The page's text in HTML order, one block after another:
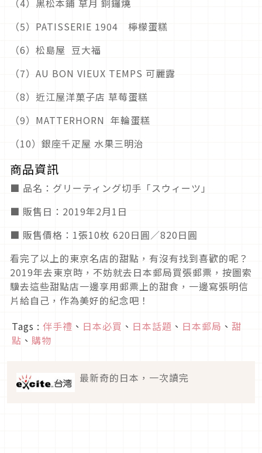
（4）黑松本鋪 草月 銅鑼燒
（5）PATISSERIE 1904 檸檬蛋糕
（6）松島屋 豆大福
（7）AU BON VIEUX TEMPS 可麗露
（8）近江屋洋菓子店 草莓蛋糕
（9）MATTERHORN 年輪蛋糕
（10）銀座千疋屋 水果三明治
商品資訊
■ 品名：グリーティング切手「スウィーツ」
■ 販售日：2019年2月1日
■ 販售價格：1張10枚 620日圓／820日圓
看完了以上的東京名店的甜點，有沒有找到喜歡的呢？
2019年去東京時，不妨就去日本郵局買張郵票，按圖索
驥去這些甜點店一邊享用郵票上的甜食，一邊寫張明信
片給自己，作為美好的紀念吧！
Tags : 伴手禮 、 日本必買 、 日本話題 、 日本郵局 、 甜
點 、 購物
最新奇的日本，一次讀完